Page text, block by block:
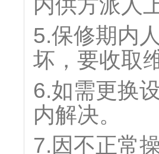
重启
预设
原点检测功能
数据存储
线性校正
长度
5.保修期内
坏，要收取
6.如需更换
内解决。
7.因不正常